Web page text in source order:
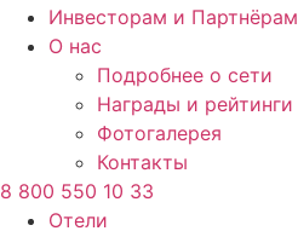
Инвесторам и Партнёрам
О нас
Подробнее о сети
Награды и рейтинги
Фотогалерея
Контакты
8 800 550 10 33
Отели